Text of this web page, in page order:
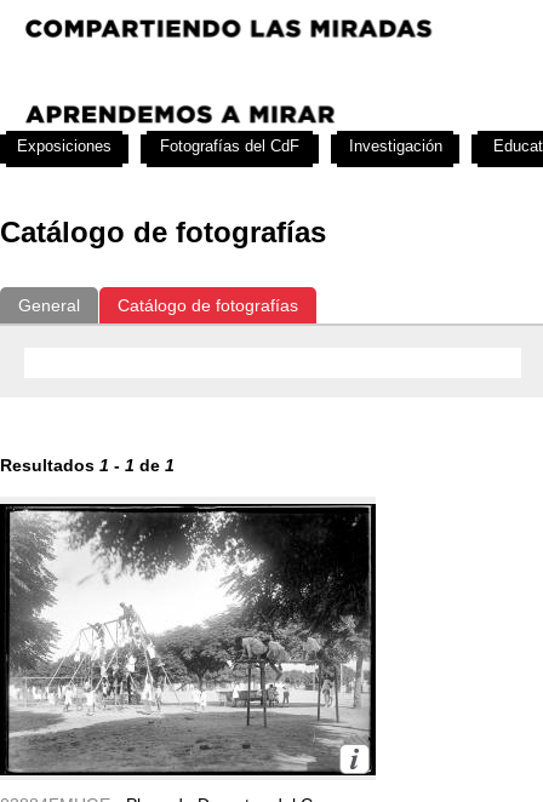
Catálogo de fotografías
General Catálogo de fotografías
Resultados 1 - 1 de 1
Exposiciones Fotografías del CdF Investigación